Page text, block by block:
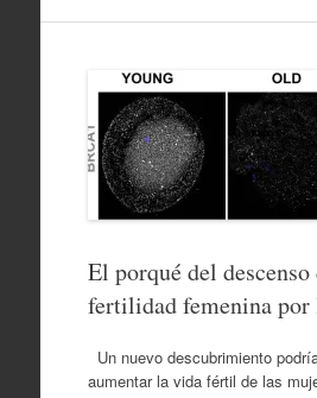
El porqué del descenso
fertilidad femenina por
Un nuevo descubrimiento
aumentar la vida fértil de las